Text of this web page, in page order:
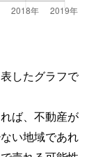
したグラフで
ば、不動産が
い地域であれ